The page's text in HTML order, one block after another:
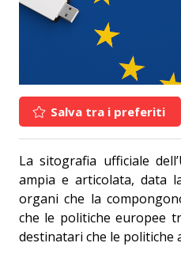
Salva tra i preferiti
La sitografia ufficiale
ampia e articolata, data
organi che la
che le politiche europee
destinatari che le politiche